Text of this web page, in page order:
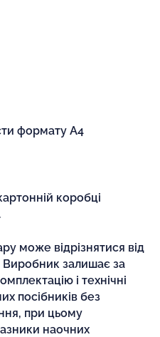
формату А4
коробці
може відрізнятися від
залишає за
і технічні
посібників без
при цьому
наочних